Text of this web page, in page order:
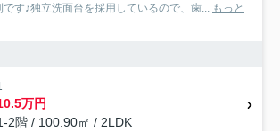
す♪独立洗面台を採用しているので、歯... もっと
万円
2階 / 100.90㎡ / 2LDK